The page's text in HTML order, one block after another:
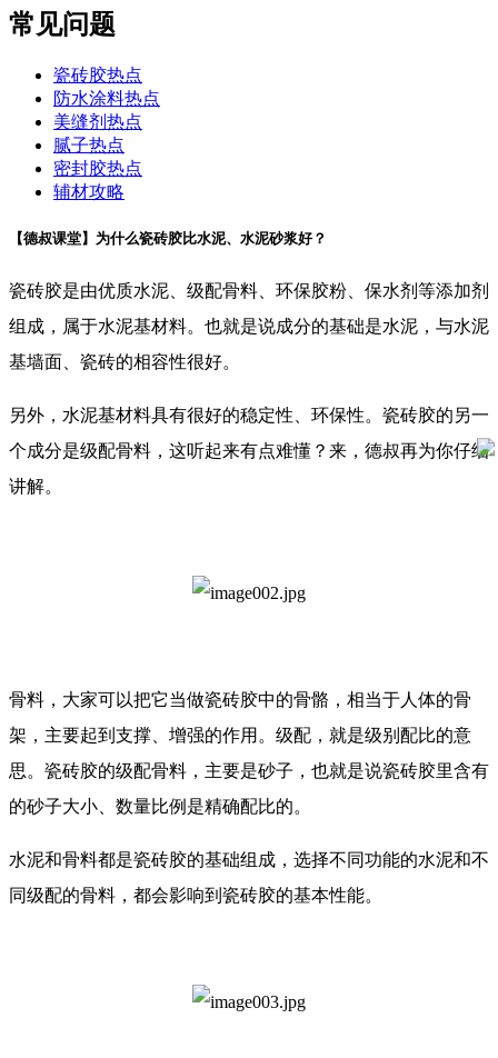
常见问题
瓷砖胶热点
防水涂料热点
美缝剂热点
腻子热点
密封胶热点
辅材攻略
【德叔课堂】为什么瓷砖胶比水泥、水泥砂浆好？
瓷砖胶是由优质水泥、级配骨料、环保胶粉、保水剂等添加剂
组成，属于水泥基材料。也就是说成分的基础是水泥，与水泥
基墙面、瓷砖的相容性很好。
另外，水泥基材料具有很好的稳定性、环保性。瓷砖胶的另一
个成分是级配骨料，这听起来有点难懂？来，德叔再为你仔细
讲解。
骨料，大家可以把它当做瓷砖胶中的骨骼，相当于人体的骨
架，主要起到支撑、增强的作用。级配，就是级别配比的意
思。瓷砖胶的级配骨料，主要是砂子，也就是说瓷砖胶里含有
的砂子大小、数量比例是精确配比的。
水泥和骨料都是瓷砖胶的基础组成，选择不同功能的水泥和不
同级配的骨料，都会影响到瓷砖胶的基本性能。